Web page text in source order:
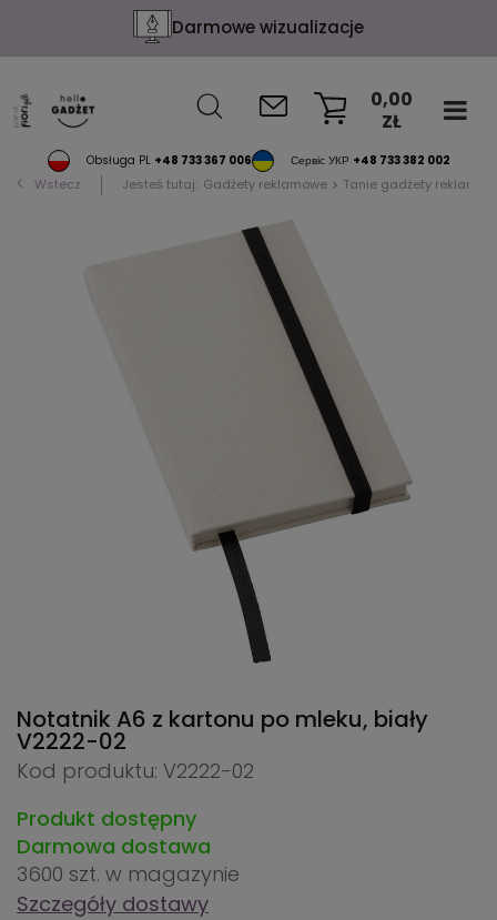
Darmowe wizualizacje
Obsługa PL +48 733 367 006 Сервіс УКР +48 733 382 002
0,00
ZŁ
Wstecz Jesteś tutaj: Gadżety reklamowe Tanie gadżety
Notatnik A6 z kartonu po mleku, biały
V2222-02
Kod produktu: V2222-02
Produkt dostępny
Darmowa dostawa
3600 szt. w magazynie
Szczegóły dostawy